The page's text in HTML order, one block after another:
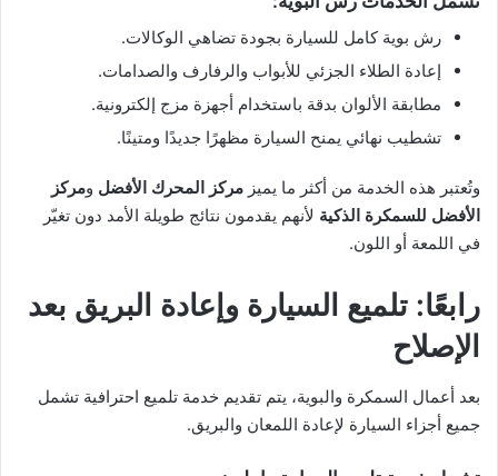
رش بوية كامل للسيارة بجودة تضاهي الوكالات.
إعادة الطلاء الجزئي للأبواب والرفارف والصدامات.
مطابقة الألوان بدقة باستخدام أجهزة مزج إلكترونية.
تشطيب نهائي يمنح السيارة مظهرًا جديدًا ومتينًا.
وتُعتبر هذه الخدمة من أكثر ما يميز مركز المحرك الأفضل ومركز
الأفضل للسمكرة الذكية لأنهم يقدمون نتائج طويلة الأمد دون تغيّر
في اللمعة أو اللون.
رابعًا: تلميع السيارة وإعادة البريق بعد
الإصلاح
بعد أعمال السمكرة والبوية، يتم تقديم خدمة تلميع احترافية تشمل
جميع أجزاء السيارة لإعادة اللمعان والبريق.